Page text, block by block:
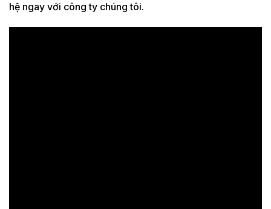
hệ ngay với công ty chúng tôi.